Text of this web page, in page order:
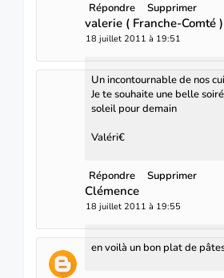
Répondre Supprimer
valerie ( Franche-Comté )
18 juillet 2011 à 19:51
Un incontournable de nos
Je te souhaite une belle
soleil pour demain
Valéri€
Répondre Supprimer
Clémence
18 juillet 2011 à 19:55
en voilà un bon plat de